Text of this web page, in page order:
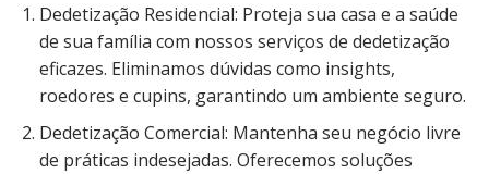
Dedetização Residencial: Proteja sua casa e a saúde
de sua família com nossos serviços de dedetização
eficazes. Eliminamos dúvidas como insights,
roedores e cupins, garantindo um ambiente seguro.
Dedetização Comercial: Mantenha seu negócio livre
de práticas indesejadas. Oferecemos soluções